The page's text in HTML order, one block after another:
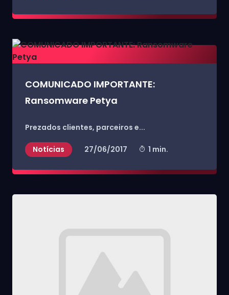
COMUNICADO IMPORTANTE:
Ransomware Petya
Prezados clientes, parceiros e...
Notícias 27/06/2017 1 min.